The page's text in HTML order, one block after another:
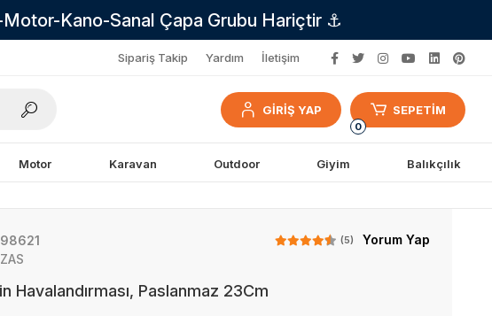
Kano-Sanal Çapa Grubu Hariçtir ⚓
Sipariş Takip Yardım İletişim
GİRİŞ YAP
0
SEPETİM
Motor Karavan Outdoor Giyim Balıkçılık
98621 (5)
Yorum Yap
Havalandırması, Paslanmaz 23Cm